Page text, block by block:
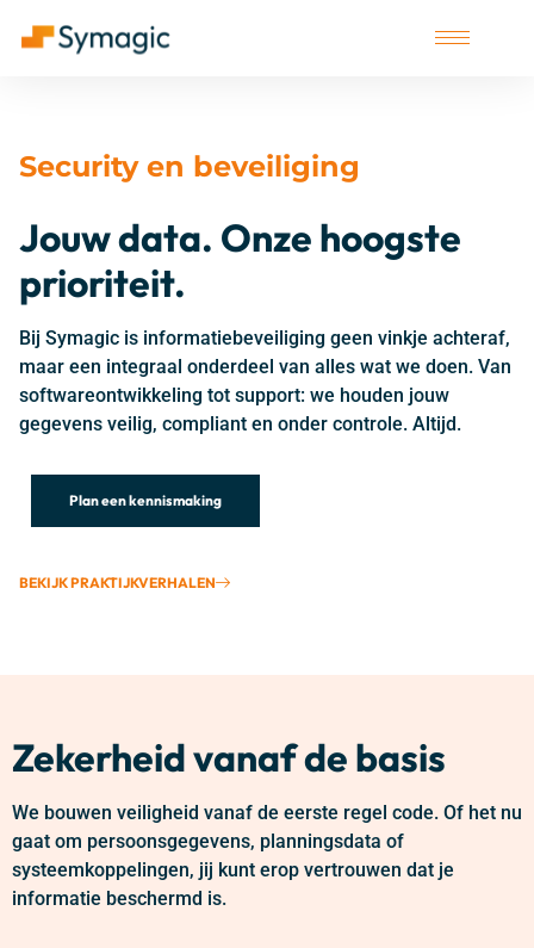
Security en beveiliging
Jouw data. Onze hoogste
prioriteit.
Bij Symagic is informatiebeveiliging geen vinkje achteraf,
maar een integraal onderdeel van alles wat we doen. Van
softwareontwikkeling tot support: we houden jouw
gegevens veilig, compliant en onder controle. Altijd.
Plan een kennismaking
BEKIJK PRAKTIJKVERHALEN
Zekerheid vanaf de basis
We bouwen veiligheid vanaf de eerste regel code. Of het nu
gaat om persoonsgegevens, planningsdata of
systeemkoppelingen, jij kunt erop vertrouwen dat je
informatie beschermd is.